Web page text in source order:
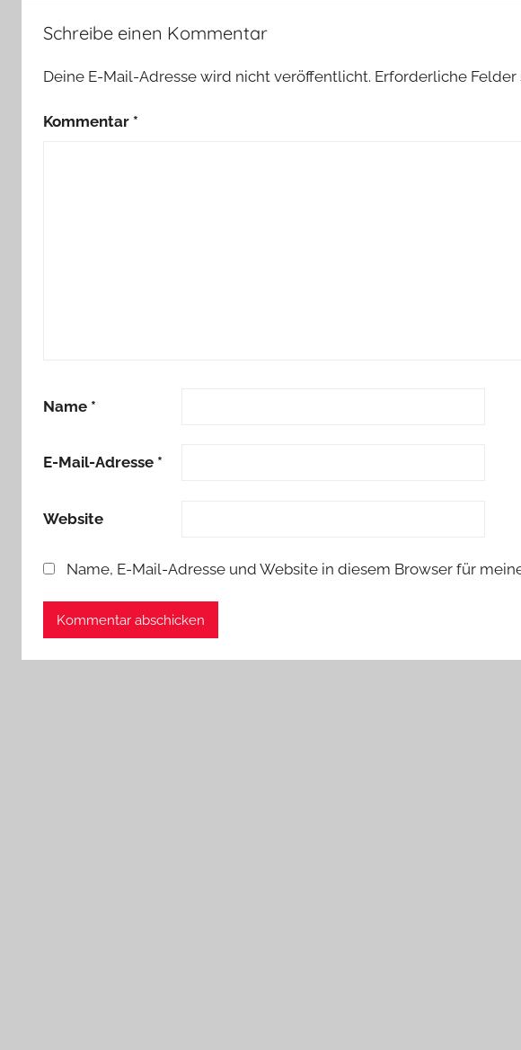
Schreibe einen Kommentar
Deine E-Mail-Adresse wird nicht veröffentlicht. Erforderliche Felder
Kommentar *
Name *
E-Mail-Adresse *
Website
Name, E-Mail-Adresse und Website in diesem Browser für